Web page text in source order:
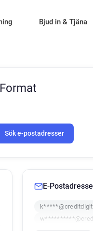
Bjud in & Tjäna
Sök e-postadresser
E-